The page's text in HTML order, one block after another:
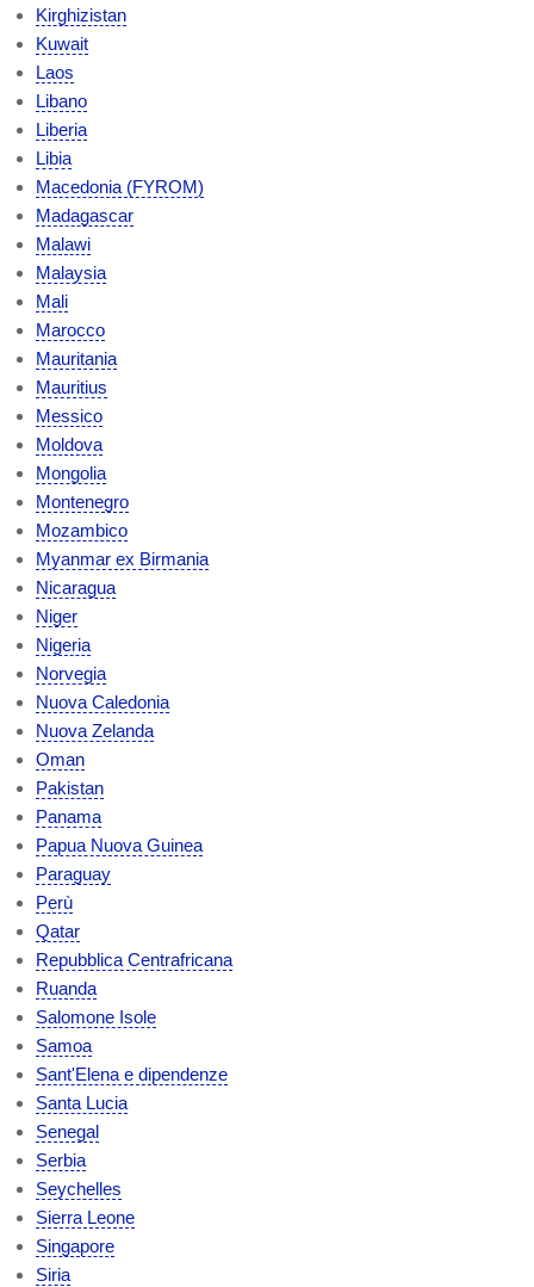
Kirghizistan
Kuwait
Laos
Libano
Liberia
Libia
Macedonia (FYROM)
Madagascar
Malawi
Malaysia
Mali
Marocco
Mauritania
Mauritius
Messico
Moldova
Mongolia
Montenegro
Mozambico
Myanmar ex Birmania
Nicaragua
Niger
Nigeria
Norvegia
Nuova Caledonia
Nuova Zelanda
Oman
Pakistan
Panama
Papua Nuova Guinea
Paraguay
Perù
Qatar
Repubblica Centrafricana
Ruanda
Salomone Isole
Samoa
Sant'Elena e dipendenze
Santa Lucia
Senegal
Serbia
Seychelles
Sierra Leone
Singapore
Siria